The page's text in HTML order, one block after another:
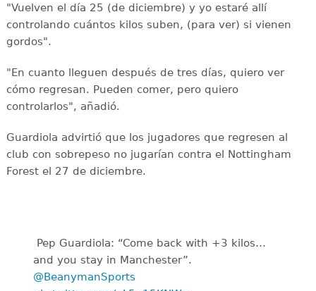
"Vuelven el día 25 (de diciembre) y yo estaré allí
controlando cuántos kilos suben, (para ver) si vienen
gordos".
"En cuanto lleguen después de tres días, quiero ver
cómo regresan. Pueden comer, pero quiero
controlarlos", añadió.
Guardiola advirtió que los jugadores que regresen al
club con sobrepeso no jugarían contra el Nottingham
Forest el 27 de diciembre.
️ Pep Guardiola: “Come back with +3 kilos…
and you stay in Manchester”.
@BeanymanSports